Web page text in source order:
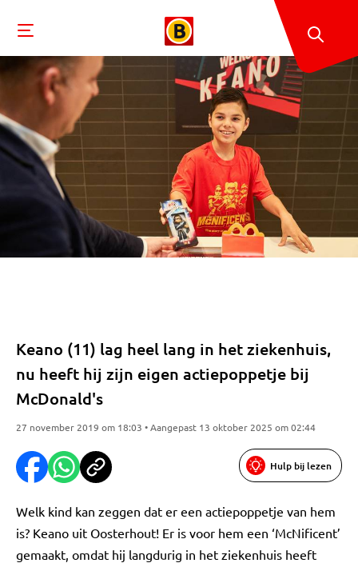
Keano (11) lag heel lang in het ziekenhuis,
nu heeft hij zijn eigen actiepoppetje bij
McDonald's
27 november 2019 om 18:03 • Aangepast 13 oktober 2025 om 02:44
Hulp bij lezen
Welk kind kan zeggen dat er een actiepoppetje van hem
is? Keano uit Oosterhout! Er is voor hem een ‘McNificent’
gemaakt, omdat hij langdurig in het ziekenhuis heeft